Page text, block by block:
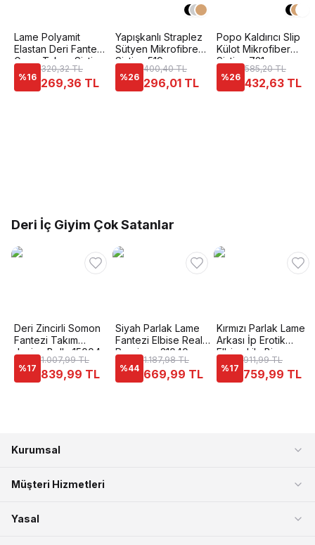
Lame Polyamit
Elastan Deri Fantezi
Gece Takımı Sistina
457
%16
320,32 TL
269,36 TL
Yapışkanlı Straplez
Sütyen Mikrofibre
Sistina 519
%26
400,40 TL
296,01 TL
Popo Kaldırıcı Slip
Külot Mikrofiber
Sistina 721
%26
585,20 TL
432,63 TL
Deri İç Giyim Çok Satanlar
Deri Zincirli Somon
Fantezi Takım
Jesica Bella 15004
%17
1.007,99 TL
839,99 TL
Siyah Parlak Lame
Fantezi Elbise Real
Passione 21040
%44
1.187,98 TL
669,99 TL
Kırmızı Parlak Lame
Arkası İp Erotik
Elbise Lily Bianca
186
%17
911,99 TL
759,99 TL
Kurumsal
Müşteri Hizmetleri
Yasal